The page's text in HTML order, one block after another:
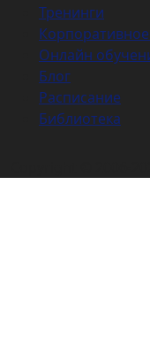
Тренинги
Онлайн
Блог
Расписание
Библиотека